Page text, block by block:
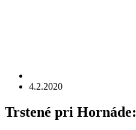
4.2.2020
Trstené pri Hornáde: